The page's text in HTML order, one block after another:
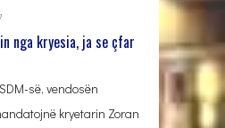
nga kryesia, ja se çfar
së, vendosën
kryetarin Zoran